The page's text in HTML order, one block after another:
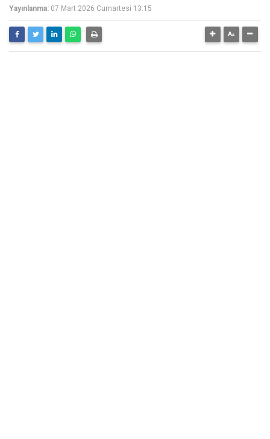
Yayınlanma: 07 Mart 2026 Cumartesi 13:15